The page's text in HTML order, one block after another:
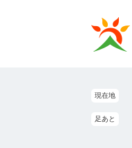
現在地
足あと